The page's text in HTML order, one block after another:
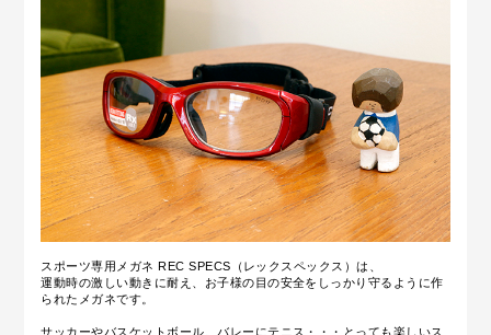
スポーツ専用メガネ REC SPECS（レックスペックス）は、
運動時の激しい動きに耐え、お子様の目の安全をしっかり守るように作
られたメガネです。
サッカーやバスケットボール、バレーにテニス・・・とっても楽しいス